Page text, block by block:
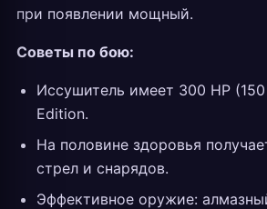
при появлении мощный.
Советы по бою:
Иссушитель имеет 300 HP
Edition.
На половине здоровья
стрел и снарядов.
Эффективное оружие: